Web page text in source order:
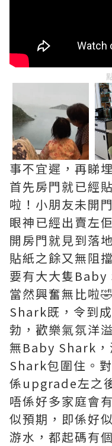
事不宜遲，再睇
首先房門就已經
啦！小朋友未開
眼神已經出賣左
開房門就見到落
貼紙之餘又無阻
要有大大隻
當然興奮無比啦
Shark既，令到
勃，歡樂氣氛洋
無Baby Shark，
Shark包圍住。
係upgrade左之
唔係好多家庭會
似預期，即係好
游水，都起碼有